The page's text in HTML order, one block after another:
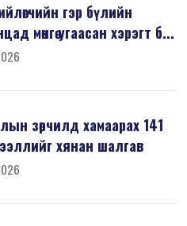
гэр бүлийн
мөнгө угаасан хэрэгт б...
зөрчилд хамаарах 141
хянан шалгав